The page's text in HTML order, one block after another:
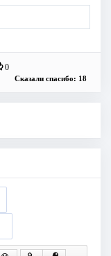
0
Сказали спасибо: 18